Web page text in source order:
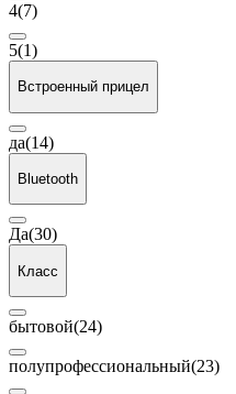
4(7)
5(1)
Встроенный прицел
да(14)
Bluetooth
Да(30)
Класс
бытовой(24)
полупрофессиональный(23)